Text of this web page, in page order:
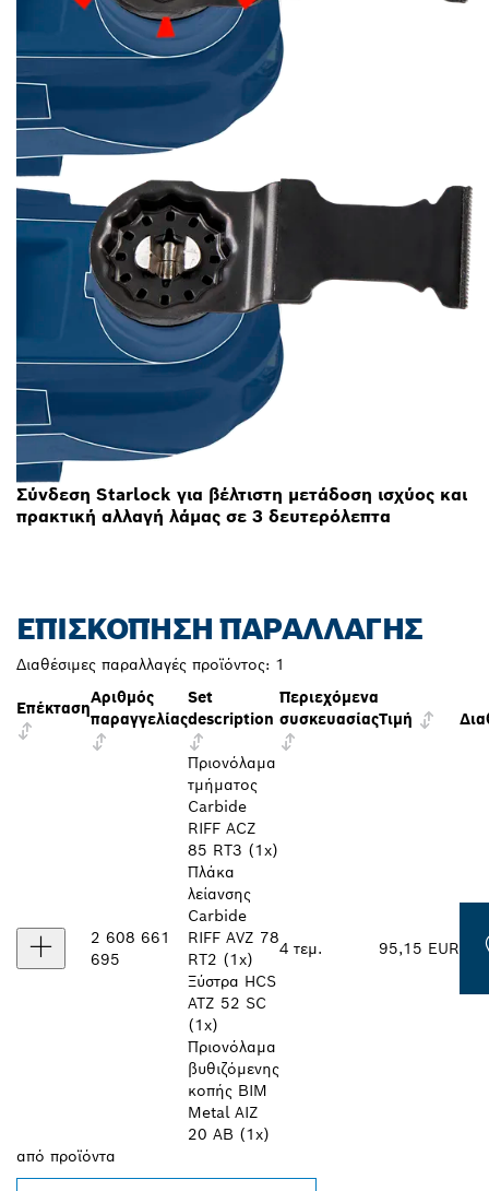
Σύνδεση Starlock για βέλτιστη μετάδοση ισχύος και
πρακτική αλλαγή λάμας σε 3 δευτερόλεπτα
ΕΠΙΣΚΌΠΗΣΗ ΠΑΡΑΛΛΑΓΉΣ
Διαθέσιμες παραλλαγές προϊόντος: 1
Επέκταση
Αριθμός
παραγγελίας
Set
description
Περιεχόμενα
συσκευασίαςΤιμή
2 608 661
695
Πριονόλαμα
τμήματος
Carbide
RIFF ACZ
85 RT3 (1x)
Πλάκα
λείανσης
Carbide
RIFF AVZ 78
RT2 (1x)
Ξύστρα HCS
ATZ 52 SC
(1x)
Πριονόλαμα
βυθιζόμενης
κοπής BIM
Metal AIZ
20 AB (1x)
4 τεμ. 95,15 EUR
από προϊόντα